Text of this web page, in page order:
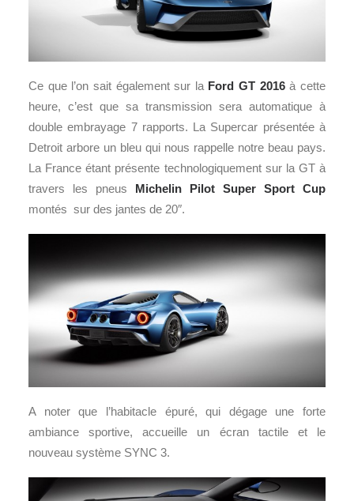
Ce que l’on sait également sur la Ford GT 2016à cette
heure, c’est que sa transmission sera automatique à
double embrayage 7 rapports. La Supercar présentée à
Detroit arbore un bleu qui nous rappelle notre beau pays.
La France étant présente technologiquement sur la GT à
travers les pneus Michelin Pilot Super Sport Cup
montés sur des jantes de 20″.
A noter que l’habitacle épuré, qui dégage une forte
ambiance sportive, accueille un écran tactile et le
nouveau système SYNC 3.